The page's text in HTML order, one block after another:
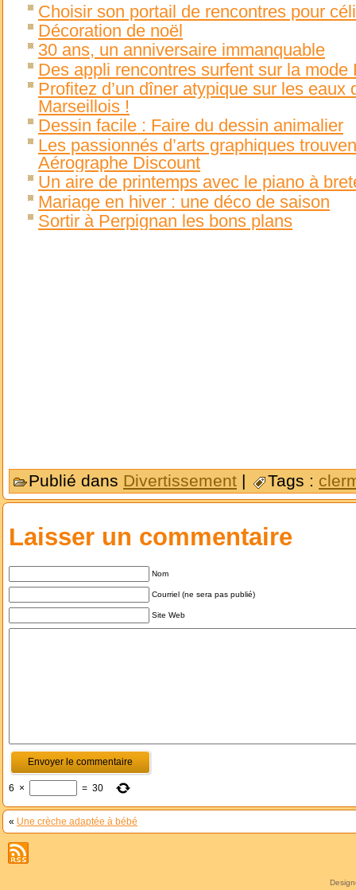
Choisir son portail de rencontres pour
Décoration de noël
30 ans, un anniversaire immanquable
Des appli rencontres surfent sur la mode
Profitez d’un dîner atypique sur les eaux
Marseillois !
Dessin facile : Faire du dessin animalier
Les passionnés d’arts graphiques
Aérographe Discount
Un aire de printemps avec le piano à
Mariage en hiver : une déco de saison
Sortir à Perpignan les bons plans
Publié dans Divertissement | Tags :
Laisser un commentaire
Nom
Courriel (ne sera pas publié)
Site Web
6 × = 30
« Une crèche adaptée à bébé